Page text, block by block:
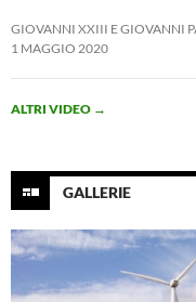
GIOVANNI XXIII E GIOVANNI
1 MAGGIO 2020
ALTRI VIDEO →
GALLERIE